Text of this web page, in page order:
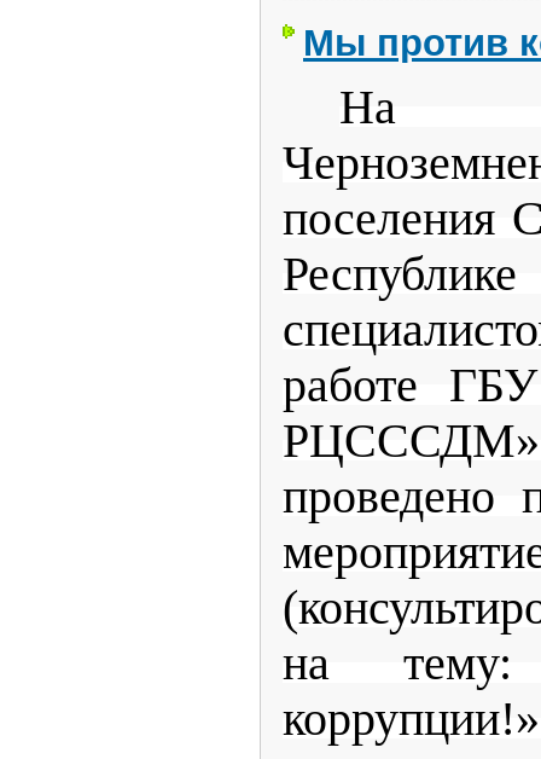
Мы против
На
поселения
работе
РЦСССДМ»
проведено
на